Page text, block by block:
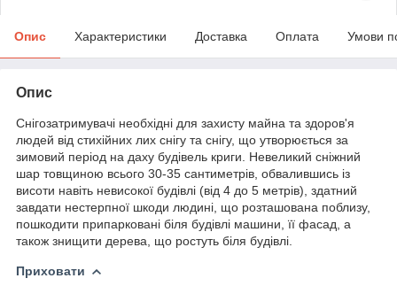
Опис Характеристики Доставка Оплата Умови
Опис
Снігозатримувачі необхідні для захисту майна та здоров'я
людей від стихійних лих снігу та снігу, що утворюється за
зимовий період на даху будівель криги. Невеликий сніжний
шар товщиною всього 30-35 сантиметрів, обвалившись із
висоти навіть невисокої будівлі (від 4 до 5 метрів), здатний
завдати нестерпної шкоди людині, що розташована поблизу,
пошкодити припарковані біля будівлі машини, її фасад, а
також знищити дерева, що ростуть біля будівлі.
Приховати